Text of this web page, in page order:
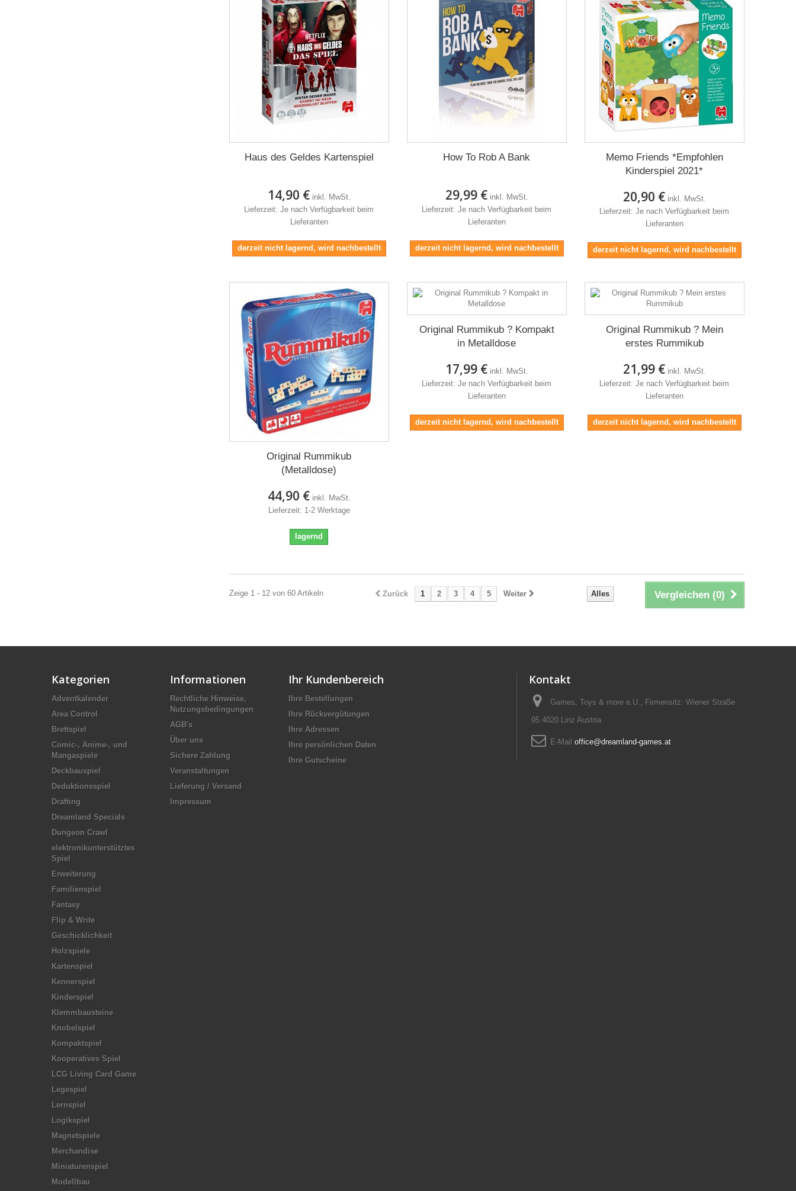
Haus des Geldes Kartenspiel
14,90 € inkl. MwSt.
Lieferzeit: Je nach Verfügbarkeit beim
Lieferanten
derzeit nicht lagernd, wird nachbestellt
How To Rob A Bank
29,99 € inkl. MwSt.
Lieferzeit: Je nach Verfügbarkeit beim
Lieferanten
derzeit nicht lagernd, wird nachbestellt
Memo Friends *Empfohlen
Kinderspiel 2021*
20,90 € inkl. MwSt.
Lieferzeit: Je nach Verfügbarkeit beim
Lieferanten
derzeit nicht lagernd, wird nachbestellt
Original Rummikub
(Metalldose)
44,90 € inkl. MwSt.
Lieferzeit: 1-2 Werktage
lagernd
Original Rummikub ? Kompakt
in Metalldose
17,99 € inkl. MwSt.
Lieferzeit: Je nach Verfügbarkeit beim
Lieferanten
derzeit nicht lagernd, wird nachbestellt
Original Rummikub ? Mein
erstes Rummikub
21,99 € inkl. MwSt.
Lieferzeit: Je nach Verfügbarkeit beim
Lieferanten
derzeit nicht lagernd, wird nachbestellt
Vergleichen (0)
Alles
Zurück 1 2 3 4 5 Weiter
Zeige 1 - 12 von 60 Artikeln
Kategorien
Adventkalender
Area Control
Brettspiel
Comic-, Anime-, und
Mangaspiele
Deckbauspiel
Deduktionsspiel
Drafting
Dreamland Specials
Dungeon Crawl
elektronikunterstütztes
Spiel
Erweiterung
Familienspiel
Fantasy
Flip & Write
Geschicklichkeit
Holzspiele
Kartenspiel
Kennerspiel
Kinderspiel
Klemmbausteine
Knobelspiel
Kompaktspiel
Kooperatives Spiel
LCG Living Card Game
Legespiel
Lernspiel
Logikspiel
Magnetspiele
Merchandise
Miniaturenspiel
Modellbau
Informationen
Rechtliche Hinweise,
Nutzungsbedingungen
AGB's
Über uns
Sichere Zahlung
Veranstaltungen
Lieferung / Versand
Impressum
Ihr Kundenbereich
Ihre Bestellungen
Ihre Rückvergütungen
Ihre Adressen
Ihre persönlichen Daten
Ihre Gutscheine
Kontakt
Games, Toys & more e.U., Firmensitz: Wiener Straße
95 4020 Linz Austria
E-Mail office@dreamland-games.at